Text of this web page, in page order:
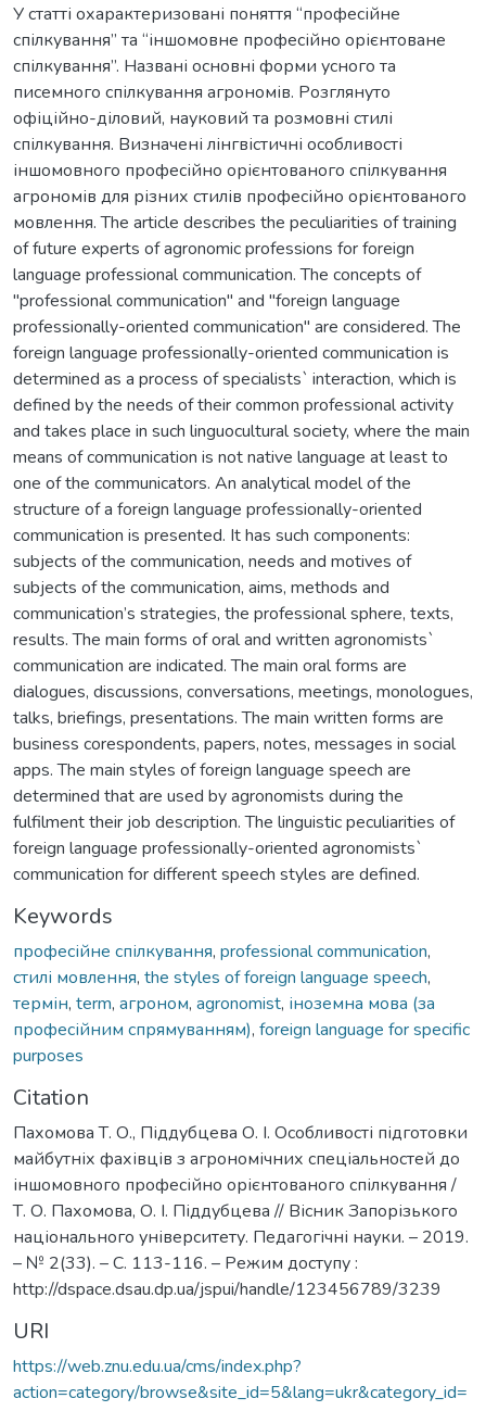
У статті охарактеризовані поняття “професійне
спілкування” та “іншомовне професійно орієнтоване
спілкування”. Названі основні форми усного та
писемного спілкування агрономів. Розглянуто
офіційно-діловий, науковий та розмовні стилі
спілкування. Визначені лінгвістичні особливості
іншомовного професійно орієнтованого спілкування
агрономів для різних стилів професійно орієнтованого
мовлення. The article describes the peculiarities of training
of future experts of agronomic professions for foreign
language professional communication. The concepts of
"professional communication" and "foreign language
professionally-oriented communication" are considered. The
foreign language professionally-oriented communication is
determined as a process of specialists` interaction, which is
defined by the needs of their common professional activity
and takes place in such linguocultural society, where the main
means of communication is not native language at least to
one of the communicators. An analytical model of the
structure of a foreign language professionally-oriented
communication is presented. It has such components:
subjects of the communication, needs and motives of
subjects of the communication, aims, methods and
communication’s strategies, the professional sphere, texts,
results. The main forms of oral and written agronomists`
communication are indicated. The main oral forms are
dialogues, discussions, conversations, meetings, monologues,
talks, briefings, presentations. The main written forms are
business corespondents, papers, notes, messages in social
apps. The main styles of foreign language speech are
determined that are used by agronomists during the
fulfilment their job description. The linguistic peculiarities of
foreign language professionally-oriented agronomists`
communication for different speech styles are defined.
Keywords
професійне спілкування, professional communication,
стилі мовлення, the styles of foreign language speech,
термін, term, агроном, agronomist, іноземна мова (за
професійним спрямуванням), foreign language for specific
purposes
Citation
Пахомова Т. О., Піддубцева О. І. Особливості підготовки
майбутніх фахівців з агрономічних спеціальностей до
іншомовного професійно орієнтованого спілкування /
Т. О. Пахомова, О. І. Піддубцева // Вісник Запорізького
національного університету. Педагогічні науки. – 2019.
– № 2(33). – С. 113-116. – Режим доступу :
http://dspace.dsau.dp.ua/jspui/handle/123456789/3239
URI
https://web.znu.edu.ua/cms/index.php?
action=category/browse&site_id=5&lang=ukr&category_id=